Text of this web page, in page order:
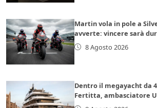
Martin vola in pole a
avverte: vincere sarà
8 Agosto 2026
Dentro il megayacht da
Fertitta, ambasciatore